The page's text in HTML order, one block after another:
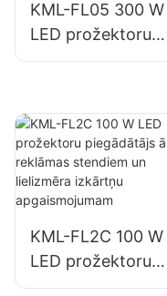
reklāmas stendiem
un lielu izkārtņu
apgaismojumam.
KML-FL05 300 W
LED prožektoru
piegādātājs, ostu
apgaismojums
KML-FL2C 100 W
LED prožektoru
piegādātājs āra